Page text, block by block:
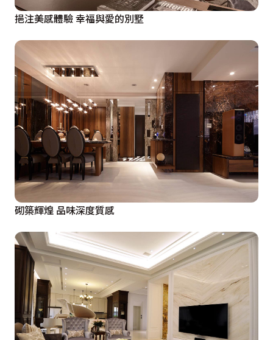
挹注美感體驗 幸福與愛的別墅
砌築輝煌 品味深度質感